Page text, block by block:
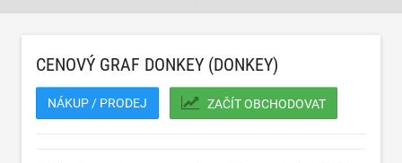
CENOVÝ GRAF DONKEY (DONKEY)
NÁKUP / PRODEJ ZAČÍT OBCHODOVAT